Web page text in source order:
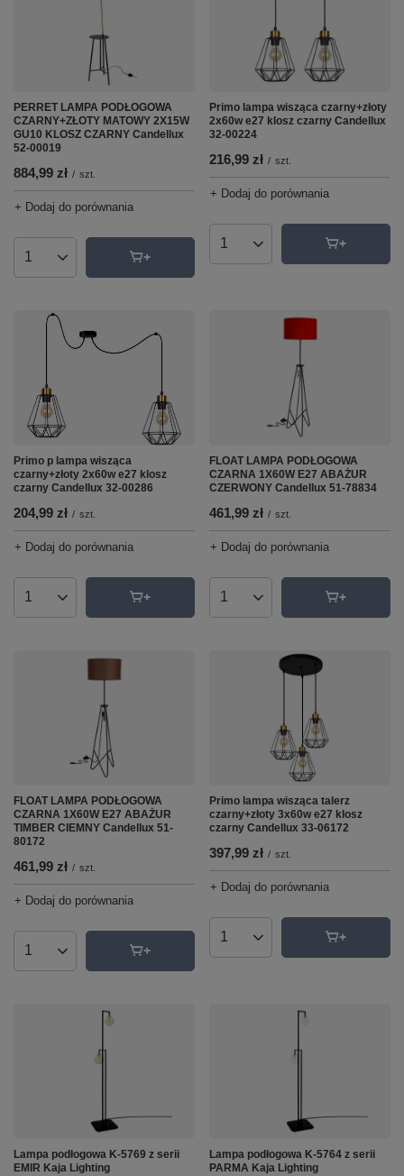
PERRET LAMPA PODŁOGOWA
CZARNY+ZŁOTY MATOWY 2X15W
GU10 KLOSZ CZARNY Candellux
52-00019
884,99 zł / szt.
+ Dodaj do porównania
Ilość produktów
Primo lampa wisząca czarny+złoty
2x60w e27 klosz czarny Candellux
32-00224
216,99 zł / szt.
+ Dodaj do porównania
Ilość produktów
Primo p lampa wisząca
czarny+złoty 2x60w e27 klosz
czarny Candellux 32-00286
204,99 zł / szt.
+ Dodaj do porównania
Ilość produktów
FLOAT LAMPA PODŁOGOWA
CZARNA 1X60W E27 ABAŻUR
CZERWONY Candellux 51-78834
461,99 zł / szt.
+ Dodaj do porównania
Ilość produktów
FLOAT LAMPA PODŁOGOWA
CZARNA 1X60W E27 ABAŻUR
TIMBER CIEMNY Candellux 51-
80172
461,99 zł / szt.
+ Dodaj do porównania
Ilość produktów
Primo lampa wisząca talerz
czarny+złoty 3x60w e27 klosz
czarny Candellux 33-06172
397,99 zł / szt.
+ Dodaj do porównania
Ilość produktów
Lampa podłogowa K-5769 z serii
EMIR Kaja Lighting
Lampa podłogowa K-5764 z serii
PARMA Kaja Lighting